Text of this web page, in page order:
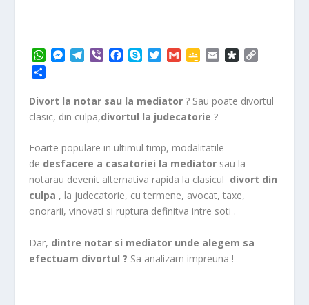
W
t
s
A
p
M
s
e
n
e
r
T
e
g
r
m
V
e
r
e
b
o
k
p
e
T
t
e
G
i
G
g
l
e
l
a
s
s
r
m
i
D
s
y
r
t
e
a
z
ă
Divort la notar sau la mediator ? Sau poate divortul
clasic, din culpa,divortul la judecatorie ?
Foarte populare in ultimul timp, modalitatile
de desfacere a casatoriei la mediator sau la
notarau devenit alternativa rapida la clasicul divort din
culpa , la judecatorie, cu termene, avocat, taxe,
onorarii, vinovati si ruptura definitva intre soti .
Dar, dintre notar si mediator unde alegem sa
efectuam divortul ? Sa analizam impreuna !